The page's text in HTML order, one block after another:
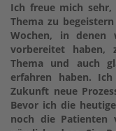
Ich freue mich
Thema zu
Wochen, in denen
vorbereitet haben,
Thema und auch
erfahren haben.
Zukunft neue
Bevor ich die
noch die Patienten